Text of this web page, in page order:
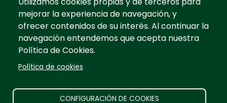
mejorar la experiencia de navegación, y
ofrecer contenidos de su interés. Al continuar la
navegación entendemos que acepta nuestra
Política de Cookies.
Política de cookies
CONFIGURACIÓN DE COOKIES
Contacto
Preguntas frecuentes
Tarifas
Información